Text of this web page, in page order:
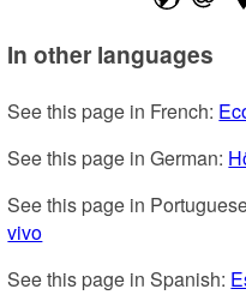
In other languages
See this page in French:
See this page in German:
See this page in
vivo
See this page in Spanish: